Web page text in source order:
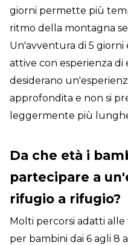
giorni permette più
ritmo della montagna
Un'avventura di 5 giorni
attive con esperienza di
desiderano
approfondita e non si
leggermente più
Da che età i
partecipare a
rifugio a rifugio?
Molti percorsi adatti alle
per bambini dai 6 agli 8